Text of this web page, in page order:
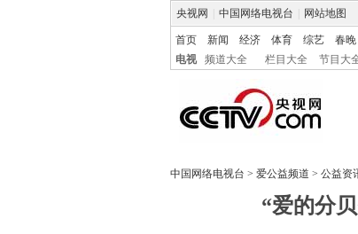
央视网 中国网络电视台 网站地图
首页 新闻 经济 体育 综艺 春晚
电视
频道大全 栏目大全 节目大
中国网络电视台 > 爱公益频道 > 公益资
“爱的分